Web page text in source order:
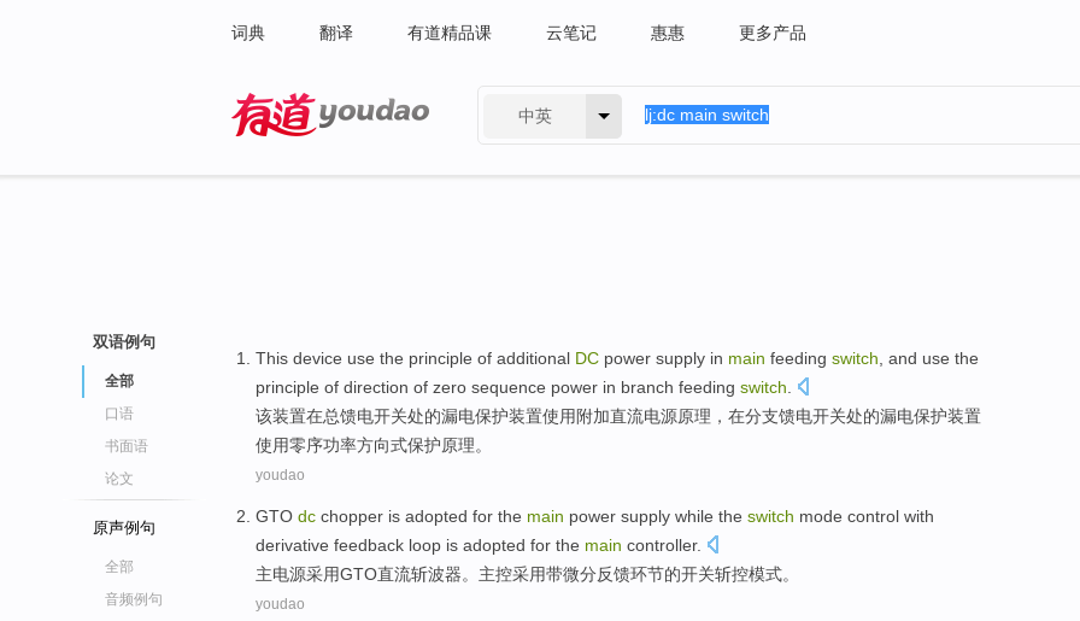
词典 翻译 有道精品课 云笔记 惠惠 更多产品
中英
双语例句
全部
口语
书面语
论文
原声例句
全部
音频例句
This device use the principle of additional DC power supply in main feeding switch , and use the
principle of direction of zero sequence power in branch feeding switch
该装置在总馈电开关处的漏电保护装置使用 附加直流电源原理 ，在分支馈电开关处的漏电保护装置
使用零序功率方向式保护原理。
youdao
GTO dc chopper is adopted for the main power supply while the switch mode control with
derivative feedback loop is adopted for the main controller.
主电源采用GTO直流斩波器。 主控采用带微分反馈环节的开关斩控模式。
youdao